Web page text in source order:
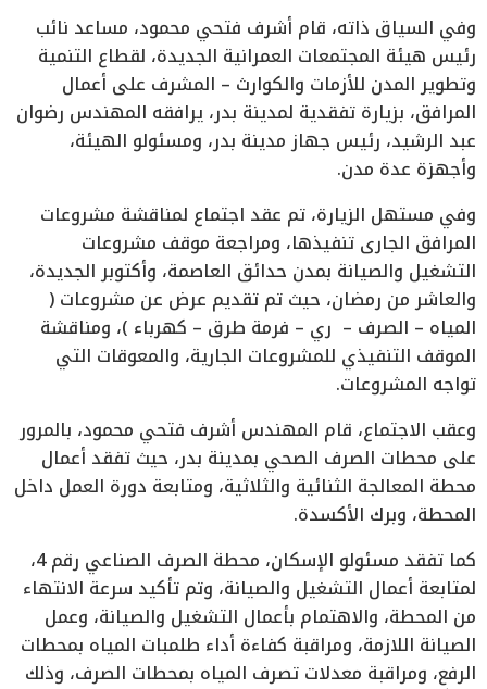
وفي السياق ذاته، قام أشرف فتحي محمود، مساعد نائب
رئيس هيئة المجتمعات العمرانية الجديدة، لقطاع التنمية
وتطوير المدن للأزمات والكوارث – المشرف على أعمال
المرافق، بزيارة تفقدية لمدينة بدر، يرافقه المهندس رضوان
عبد الرشيد، رئيس جهاز مدينة بدر، ومسئولو الهيئة،
وأجهزة عدة مدن.
وفي مستهل الزيارة، تم عقد اجتماع لمناقشة مشروعات
المرافق الجارى تنفيذها، ومراجعة موقف مشروعات
التشغيل والصيانة بمدن حدائق العاصمة، وأكتوبر الجديدة،
والعاشر من رمضان، حيث تم تقديم عرض عن مشروعات (
المياه – الصرف – ري – فرمة طرق – كهرباء )، ومناقشة
الموقف التنفيذي للمشروعات الجارية، والمعوقات التي
تواجه المشروعات.
وعقب الاجتماع، قام المهندس أشرف فتحي محمود، بالمرور
على محطات الصرف الصحي بمدينة بدر، حيث تفقد أعمال
محطة المعالجة الثنائية والثلاثية، ومتابعة دورة العمل داخل
المحطة، وبرك الأكسدة.
كما تفقد مسئولو الإسكان، محطة الصرف الصناعي رقم 4،
لمتابعة أعمال التشغيل والصيانة، وتم تأكيد سرعة الانتهاء
من المحطة، والاهتمام بأعمال التشغيل والصيانة، وعمل
الصيانة اللازمة، ومراقبة كفاءة أداء طلمبات المياه بمحطات
الرفع، ومراقبة معدلات تصرف المياه بمحطات الصرف، وذلك